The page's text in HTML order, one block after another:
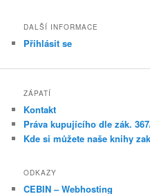
DALŠÍ INFORMACE
Přihlásit se
ZÁPATÍ
Kontakt
Práva kupujícího dle zák.
Kde si můžete naše knihy
ODKAZY
CEBIN – Webhosting